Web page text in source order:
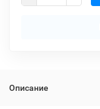
Описание